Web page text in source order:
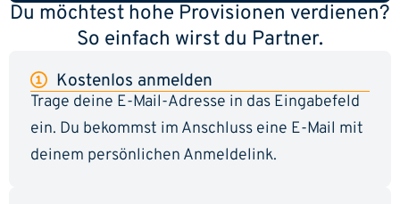
Du möchtest hohe Provisionen verdienen?
So einfach wirst du Partner.
Kostenlos anmelden
Trage deine E-Mail-Adresse in das Eingabefeld
ein. Du bekommst im Anschluss eine E-Mail mit
deinem persönlichen Anmeldelink.